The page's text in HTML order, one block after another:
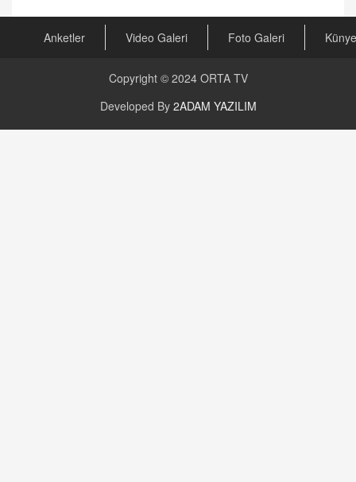
Anketler Video Galeri Foto Galeri Künye
Copyright © 2024 ORTA TV
Developed By 2ADAM YAZILIM